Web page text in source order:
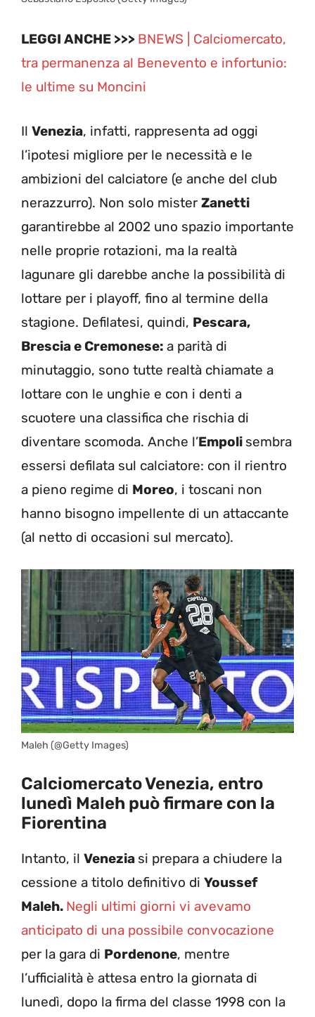
LEGGI ANCHE >>> BNEWS | Calciomercato,
tra permanenza al Benevento e infortunio:
le ultime su Moncini
Il Venezia, infatti, rappresenta ad oggi
l’ipotesi migliore per le necessità e le
ambizioni del calciatore (e anche del club
nerazzurro). Non solo mister Zanetti
garantirebbe al 2002 uno spazio importante
nelle proprie rotazioni, ma la realtà
lagunare gli darebbe anche la possibilità di
lottare per i playoff, fino al termine della
stagione. Defilatesi, quindi, Pescara,
Brescia e Cremonese: a parità di
minutaggio, sono tutte realtà chiamate a
lottare con le unghie e con i denti a
scuotere una classifica che rischia di
diventare scomoda. Anche l’Empoli sembra
essersi defilata sul calciatore: con il rientro
a pieno regime di Moreo, i toscani non
hanno bisogno impellente di un attaccante
(al netto di occasioni sul mercato).
Maleh (@Getty Images)
Calciomercato Venezia, entro
lunedì Maleh può firmare con la
Fiorentina
Intanto, il Venezia si prepara a chiudere la
cessione a titolo definitivo di Youssef
Maleh. Negli ultimi giorni vi avevamo
anticipato di una possibile convocazione
per la gara di Pordenone, mentre
l’ufficialità è attesa entro la giornata di
lunedì, dopo la firma del classe 1998 con la